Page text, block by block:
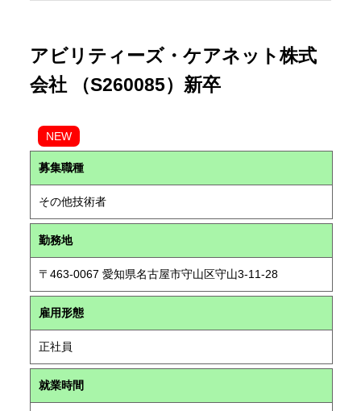
アビリティーズ・ケアネット株式
会社 （S260085）新卒
NEW
募集職種
その他技術者
勤務地
〒463-0067 愛知県名古屋市守山区守山3-11-28
雇用形態
正社員
就業時間